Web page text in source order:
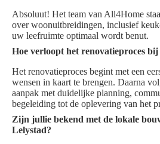
Absoluut! Het team van All4Home
over woonuitbreidingen, inclusief
uw leefruimte optimaal wordt benut.
Hoe verloopt het renovatieproces
Het renovatieproces begint met een
wensen in kaart te brengen. Daarna
aanpak met duidelijke planning,
begeleiding tot de oplevering van het
Zijn jullie bekend met de lokale
Lelystad?